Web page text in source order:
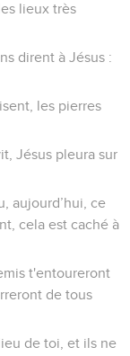
lieux très
dirent à Jésus :
les pierres
Jésus pleura sur
aujourd’hui, ce
cela est caché à
t'entoureront
de tous
de toi, et ils ne